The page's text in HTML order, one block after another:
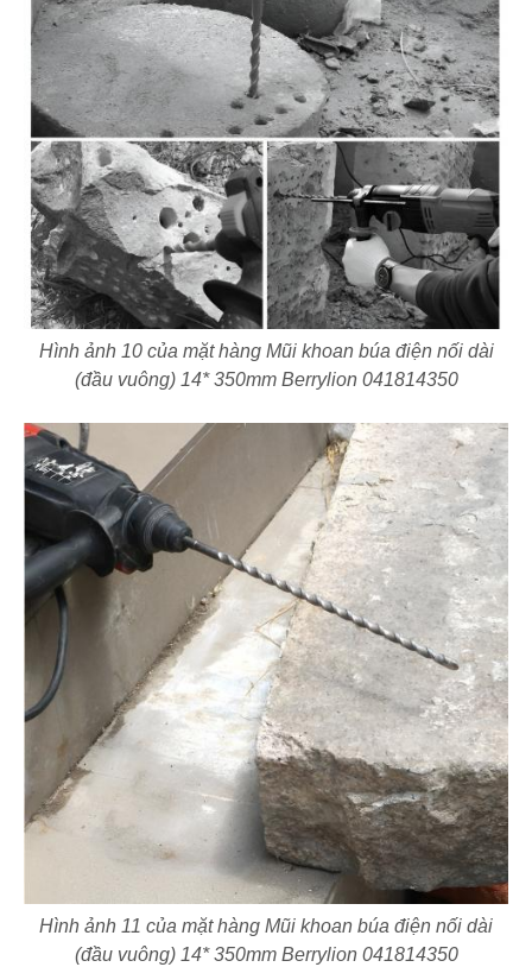
Hình ảnh 10 của mặt hàng Mũi khoan búa điện nối dài
(đầu vuông) 14* 350mm Berrylion 041814350
Hình ảnh 11 của mặt hàng Mũi khoan búa điện nối dài
(đầu vuông) 14* 350mm Berrylion 041814350